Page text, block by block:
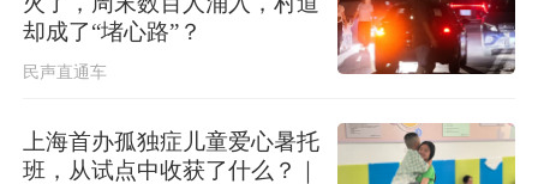
却成了“堵心路”？
民声直通车
上海首办孤独症儿童爱心暑托
班，从试点中收获了什么？｜